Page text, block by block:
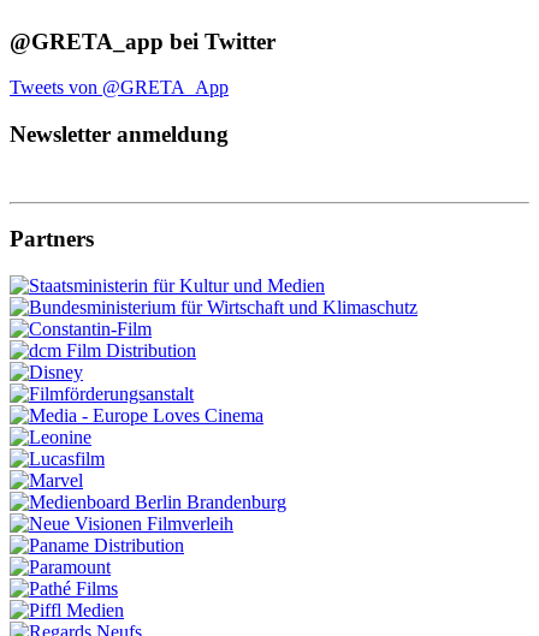
@GRETA_app bei Twitter
Tweets von @GRETA_App
Newsletter anmeldung
Partners